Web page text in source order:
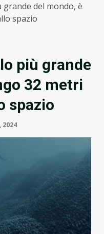
del mondo, è
spazio
più grande
32 metri
spazio
2024